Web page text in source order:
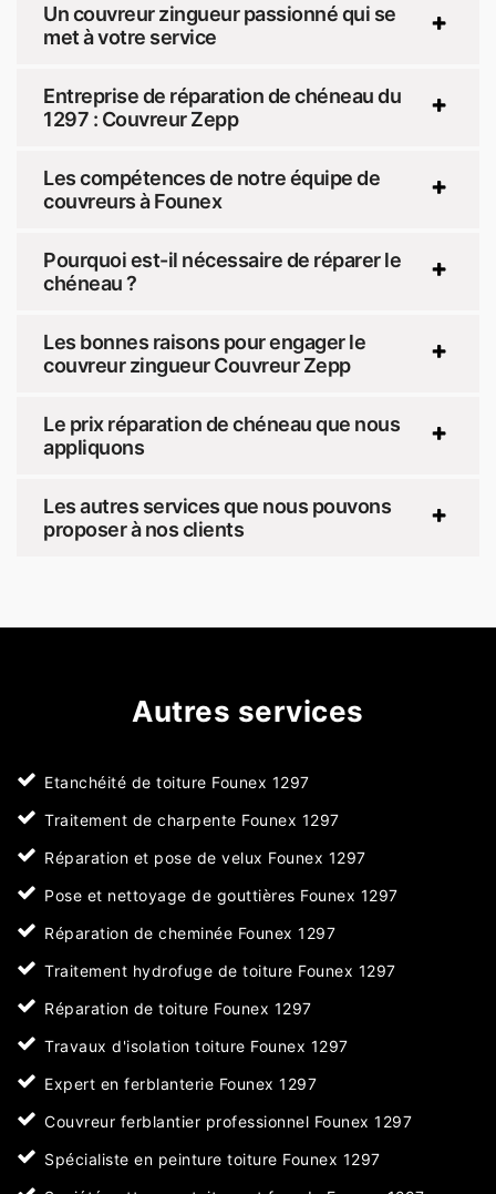
Un couvreur zingueur passionné qui se
met à votre service
Entreprise de réparation de chéneau du
1297 : Couvreur Zepp
Les compétences de notre équipe de
couvreurs à Founex
Pourquoi est-il nécessaire de réparer le
chéneau ?
Les bonnes raisons pour engager le
couvreur zingueur Couvreur Zepp
Le prix réparation de chéneau que nous
appliquons
Les autres services que nous pouvons
proposer à nos clients
Autres services
Etanchéité de toiture Founex 1297
Traitement de charpente Founex 1297
Réparation et pose de velux Founex 1297
Pose et nettoyage de gouttières Founex 1297
Réparation de cheminée Founex 1297
Traitement hydrofuge de toiture Founex 1297
Réparation de toiture Founex 1297
Travaux d'isolation toiture Founex 1297
Expert en ferblanterie Founex 1297
Couvreur ferblantier professionnel Founex 1297
Spécialiste en peinture toiture Founex 1297